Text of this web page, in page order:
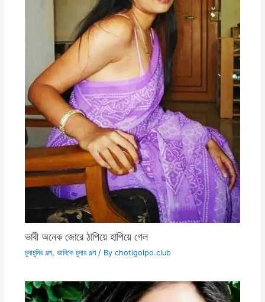
ভাবী অনেক জোরে ঠাপিয়ে হাপিয়ে গেল
চুদাচুদির গল্প, ভাবিকে চুদার গল্প/ By chotigolpo.club